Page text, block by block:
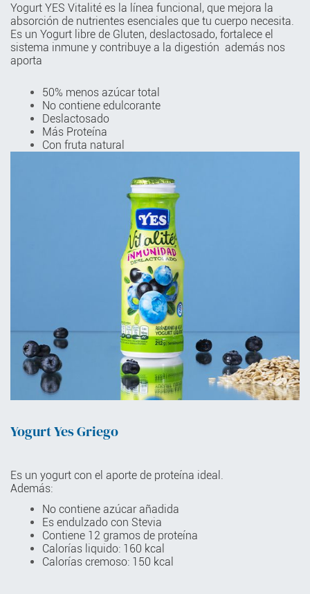
Yogurt YES Vitalité es la línea funcional, que mejora la
absorción de nutrientes esenciales que tu cuerpo necesita.
Es un Yogurt libre de Gluten, deslactosado, fortalece el
sistema inmune y contribuye a la digestión además nos
aporta
50% menos azúcar total​
No contiene edulcorante​
Deslactosado​
Más Proteína​
Con fruta natural​
Yogurt Yes Griego
Es un yogurt con el aporte de proteína ideal.
Además:
No contiene azúcar añadida​
Es endulzado con Stevia​
Contiene 12 gramos de proteína ​
Calorías liquido: 160 kcal​
Calorías cremoso: 150 kcal